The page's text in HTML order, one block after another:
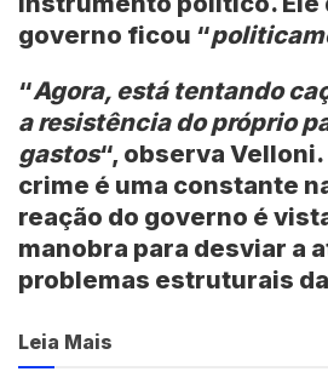
governo ficou “
“Agora, está tentando
a resistência do próprio
gastos“, observa Velloni.
crime é uma constante
reação do governo é
manobra para desviar a
problemas estruturais
Leia Mais